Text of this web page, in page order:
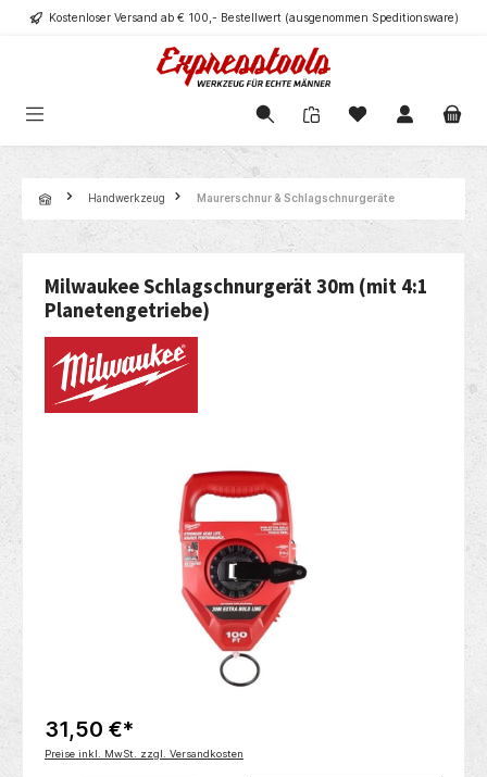
springenKostenloser Versand ab € 100,- Bestellwert (ausgenommen Speditionsware)
Handwerkzeug Maurerschnur & Schlagschnurgeräte
Milwaukee Schlagschnurgerät 30m (mit 4:1
Planetengetriebe)
31,50 €*
Preise inkl. MwSt. zzgl. Versandkosten